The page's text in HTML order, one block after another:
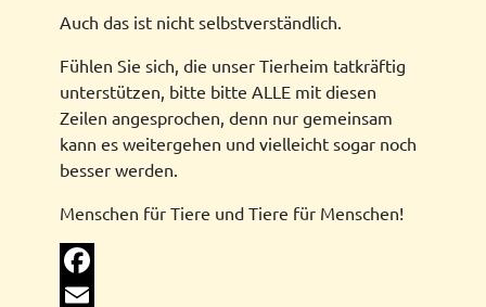
Auch das ist nicht selbstverständlich.
Fühlen Sie sich, die unser Tierheim tatkräftig
unterstützen, bitte bitte ALLE mit diesen
Zeilen angesprochen, denn nur gemeinsam
kann es weitergehen und vielleicht sogar noch
besser werden.
Menschen für Tiere und Tiere für Menschen!
Facebook